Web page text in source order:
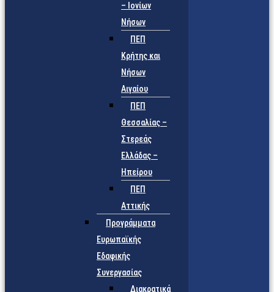
– Ιονίων
Νήσων
ΠΕΠ
Κρήτης και
Νήσων
Αιγαίου
ΠΕΠ
Θεσσαλίας –
Στερεάς
Ελλάδας –
Ηπείρου
ΠΕΠ
Αττικής
Προγράμματα
Ευρωπαϊκής
Εδαφικής
Συνεργασίας
Διακρατικά